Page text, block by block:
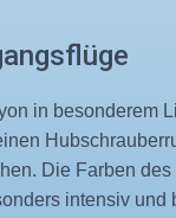
in besonderem
Die Farben
intensiv und